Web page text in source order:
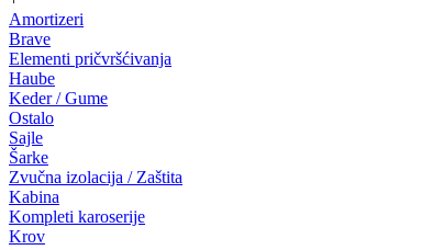
Amortizeri
Brave
Elementi pričvršćivanja
Haube
Keder / Gume
Ostalo
Sajle
Šarke
Zvučna izolacija / Zaštita
Kabina
Kompleti karoserije
Krov